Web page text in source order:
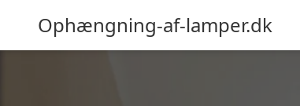
Ophængning-af-lamper.dk